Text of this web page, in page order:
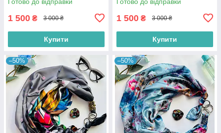
бірюзою
1 500 ₴ 3 000 ₴
Купити
1 500 ₴ 3 000 ₴
Купити
–50% –50%